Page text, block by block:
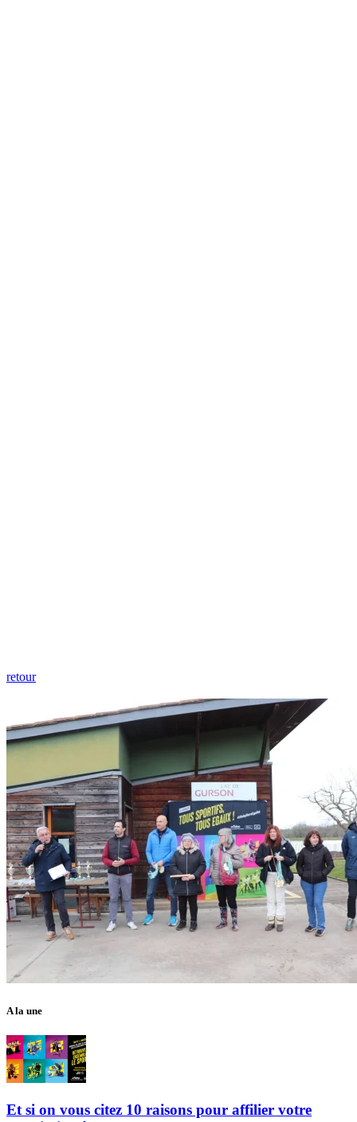
retour
A la une
Et si on vous citez 10 raisons pour affilier votre